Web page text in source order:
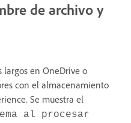
de archivo y
largos en OneDrive o
con el almacenamiento
Se muestra el
al procesar